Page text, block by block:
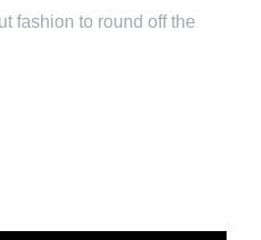
fashion to round off the